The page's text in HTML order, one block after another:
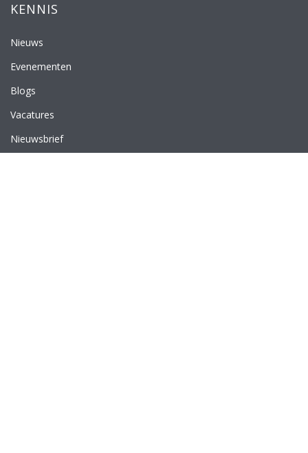
KENNIS
Nieuws
Evenementen
Blogs
Vacatures
Nieuwsbrief